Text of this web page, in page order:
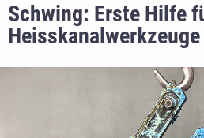
Schwing: Erste Hilfe
Heisskanalwerkzeuge